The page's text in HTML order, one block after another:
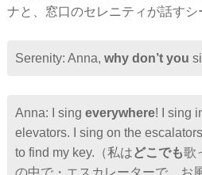
ナと、窓口のセレニティが話す
Serenity: Anna, why don’t you
Anna: I sing everywhere! I sing
elevators. I sing on the
to find my key.（私はどこでも歌